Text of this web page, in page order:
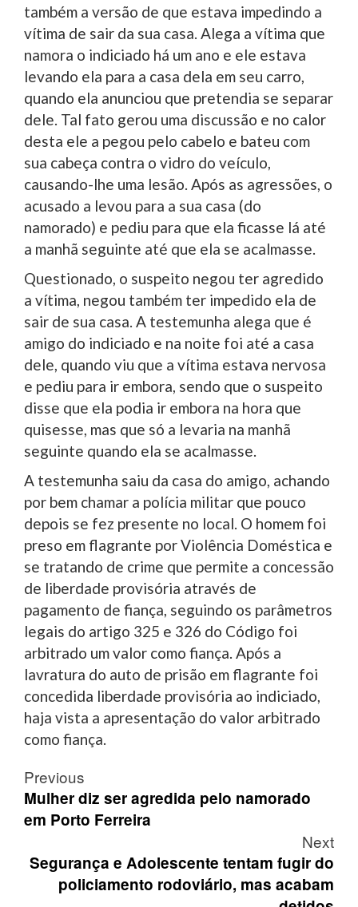
também a versão de que estava impedindo a
vítima de sair da sua casa. Alega a vítima que
namora o indiciado há um ano e ele estava
levando ela para a casa dela em seu carro,
quando ela anunciou que pretendia se separar
dele. Tal fato gerou uma discussão e no calor
desta ele a pegou pelo cabelo e bateu com
sua cabeça contra o vidro do veículo,
causando-lhe uma lesão. Após as agressões, o
acusado a levou para a sua casa (do
namorado) e pediu para que ela ficasse lá até
a manhã seguinte até que ela se acalmasse.
Questionado, o suspeito negou ter agredido
a vítima, negou também ter impedido ela de
sair de sua casa. A testemunha alega que é
amigo do indiciado e na noite foi até a casa
dele, quando viu que a vítima estava nervosa
e pediu para ir embora, sendo que o suspeito
disse que ela podia ir embora na hora que
quisesse, mas que só a levaria na manhã
seguinte quando ela se acalmasse.
A testemunha saiu da casa do amigo, achando
por bem chamar a polícia militar que pouco
depois se fez presente no local. O homem foi
preso em flagrante por Violência Doméstica e
se tratando de crime que permite a concessão
de liberdade provisória através de
pagamento de fiança, seguindo os parâmetros
legais do artigo 325 e 326 do Código foi
arbitrado um valor como fiança. Após a
lavratura do auto de prisão em flagrante foi
concedida liberdade provisória ao indiciado,
haja vista a apresentação do valor arbitrado
como fiança.
Post
navigation
Previous
Mulher diz ser agredida pelo namorado
em Porto Ferreira
Next
Segurança e Adolescente tentam fugir do
policiamento rodoviário, mas acabam